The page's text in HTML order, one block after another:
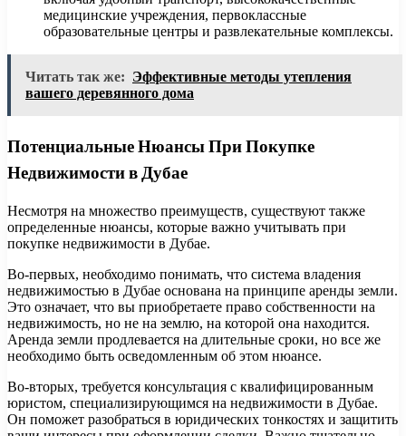
медицинские учреждения, первоклассные
образовательные центры и развлекательные комплексы.
Читать так же: Эффективные методы утепления
вашего деревянного дома
Потенциальные Нюансы При Покупке
Недвижимости в Дубае
Несмотря на множество преимуществ, существуют также
определенные нюансы, которые важно учитывать при
покупке недвижимости в Дубае.
Во-первых, необходимо понимать, что система владения
недвижимостью в Дубае основана на принципе аренды земли.
Это означает, что вы приобретаете право собственности на
недвижимость, но не на землю, на которой она находится.
Аренда земли продлевается на длительные сроки, но все же
необходимо быть осведомленным об этом нюансе.
Во-вторых, требуется консультация с квалифицированным
юристом, специализирующимся на недвижимости в Дубае.
Он поможет разобраться в юридических тонкостях и защитить